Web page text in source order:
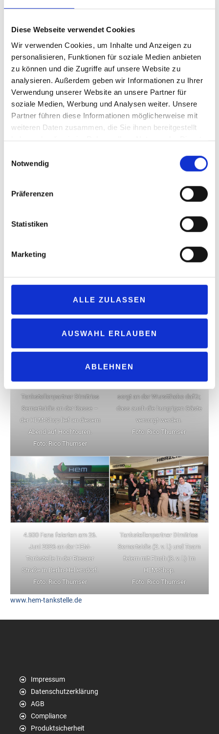
Diese Webseite verwendet Cookies
Wir verwenden Cookies, um Inhalte und Anzeigen zu
personalisieren, Funktionen für soziale Medien anbieten
zu können und die Zugriffe auf unsere Website zu
analysieren. Außerdem geben wir Informationen zu Ihrer
Verwendung unserer Website an unsere Partner für
soziale Medien, Werbung und Analysen weiter. Unsere
Partner führen diese Informationen möglicherweise mit
weiteren Daten zusammen, die Sie ihnen bereitgestellt
Notwendig
Präferenzen
Statistiken
Marketing
ALLE ZULASSEN
AUSWAHL ERLAUBEN
ABLEHNEN
für uns als HEM. Solche Momente zeigen, welche Strahlkraft
Unternehmenssprecherin der „Deutschen Tamoil GmbH“, die das
Event in enger Abstimmung mit dem Außendienst,
Tankstellenpartner Dimitrios Semertsidis und dem Finch-Team
organisiert hat.
Ein Heiratsantrag auf der
HEM-Shop an der gekühlten
Getränkeauswahl zu. Der
Schlange geordnet.
Foto: Rico Thumser
Tankstellenpartner Dimitrios
Semertsidis an der Kasse –
der HEM-Shop lief an diesem
Abend auf Hochtouren.
Foto: Rico Thumser
sorgt an der Wursttheke dafür,
dass auch die hungrigen Gäste
versorgt werden.
Foto: Rico Thumser
4.500 Fans feierten am 26.
Juni 2026 an der HEM-
Tankstelle in der Riesaer
Straße in Berlin-Hellersdorf.
Foto: Rico Thumser
Tankstellenpartner Dimitrios
Semertsidis (2. v. l.) und Team
feiern mit Finch (3. v. l.) im
HEM-Shop.
Foto: Rico Thumser
www.hem-tankstelle.de
Impressum
Datenschutzerklärung
AGB
Compliance
Produktsicherheit